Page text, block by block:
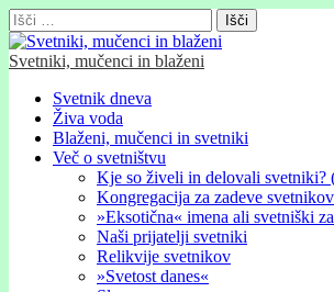
Išči:
Svetniki, mučenci in blaženi
Glavni
meni
Skip
content
Svetnik dneva
Živa voda
Blaženi, mučenci in svetniki
Več o svetništvu
Kje so živeli in delovali svetniki?
Kongregacija za zadeve svetnikov
»Eksotična« imena ali svetniški
Naši prijatelji svetniki
Relikvije svetnikov
»Svetost danes«